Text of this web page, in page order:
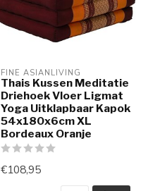
FINE ASIANLIVING
Thais Kussen Meditatie
Driehoek Vloer Ligmat
Yoga Uitklapbaar Kapok
54x180x6cm XL
Bordeaux Oranje
€108,95